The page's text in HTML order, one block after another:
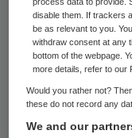
De
recordstijging
overlast door
afgelopen
eventuele
disable them. If trackers
be as relevant to you.
withdraw consent at any
bottom of the webpage.
more details, refer to our
Would you rather not?
these do not record any
We and our